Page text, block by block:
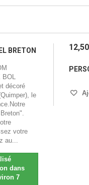
BRETON
BOL
décoré
le
votre
au...
dans
7